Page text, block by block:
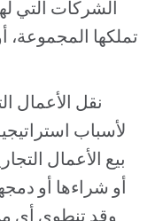
الشركات التي
تملكها
لأسباب
أو شراءها أو
وقد تنطوي أي